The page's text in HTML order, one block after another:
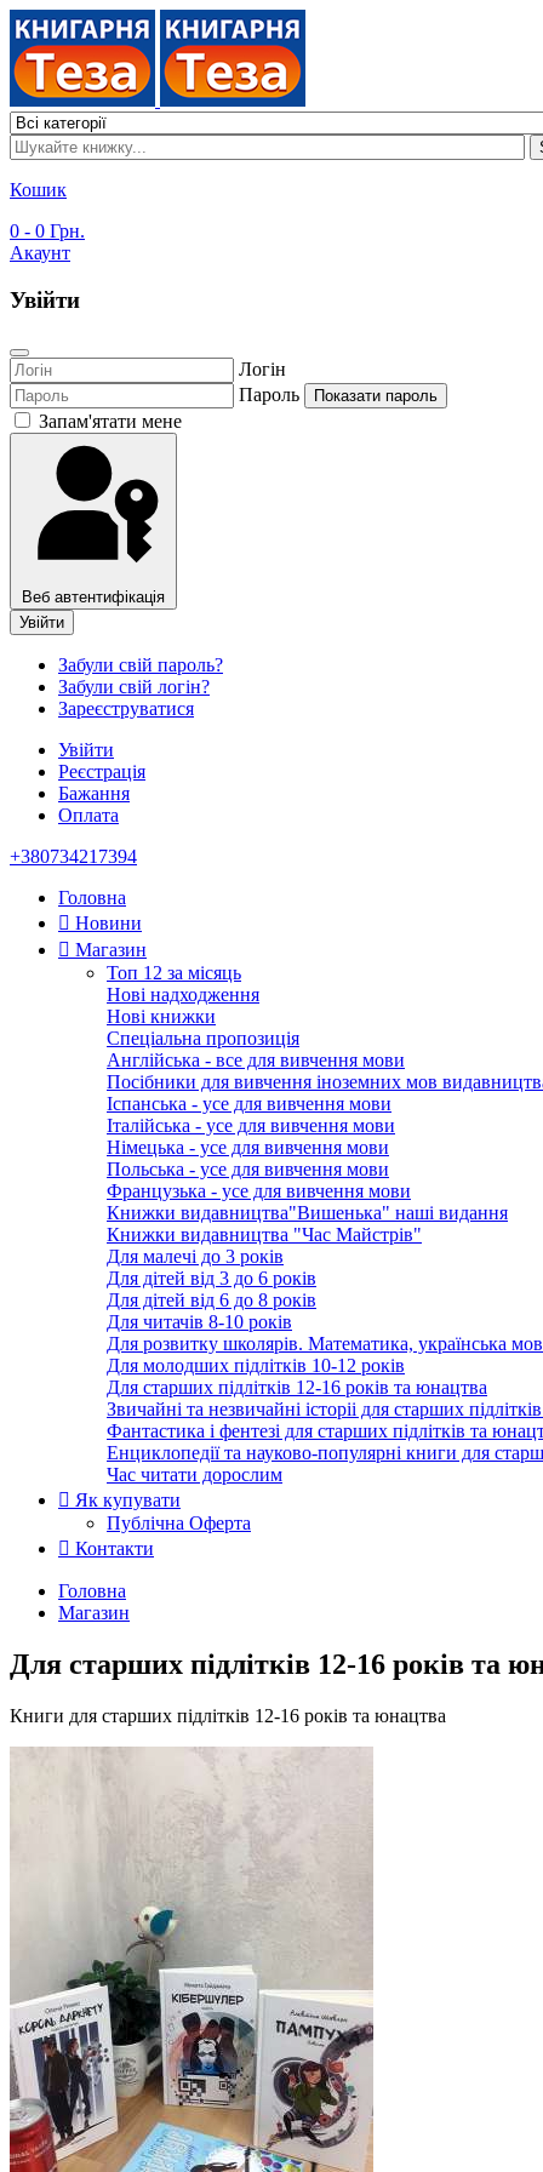
Кошик
0 - 0 Грн.
Акаунт
Увійти
Логін
Пароль
Показати пароль
Запам'ятати мене
Веб автентифікація
Увійти
Забули свій пароль?
Забули свій логін?
Зареєструватися
Увійти
Реєстрація
Бажання
Оплата
+380734217394
Головна
Новини
Магазин
Топ 12 за місяць
Нові надходження
Нові книжки
Спеціальна пропозиція
Англійська - все для вивчення мови
Посібники для вивчення іноземних мов
Іспанська - усе для вивчення мови
Італійська - усе для вивчення мови
Німецька - усе для вивчення мови
Польська - усе для вивчення мови
Французька - усе для вивчення мови
Книжки видавництва"Вишенька" наші видання
Книжки видавництва "Час Майстрів"
Для малечі до 3 років
Для дітей від 3 до 6 років
Для дітей від 6 до 8 років
Для читачів 8-10 років
Для розвитку школярів. Математика, українська
Для молодших підлітків 10-12 років
Для старших підлітків 12-16 років та юнацтва
Звичайні та незвичайні історіі для cтарших
Фантастика і фентезі для cтарших підлітків та
Енциклопедії та науково-популярні книги для
Час читати дорослим
Як купувати
Публічна Оферта
Контакти
Головна
Магазин
Для старших підлітків 12-16 років та
Книги для старших підлітків 12-16 років та юнацтва